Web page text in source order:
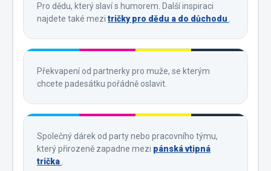
Pro dědu, který slaví s humorem. Další inspiraci
najdete také mezi tričky pro dědu a do důchodu
Překvapení od partnerky pro muže, se kterým
chcete padesátku pořádně oslavit.
Společný dárek od party nebo pracovního týmu,
který přirozeně zapadne mezi pánská vtipná
trička